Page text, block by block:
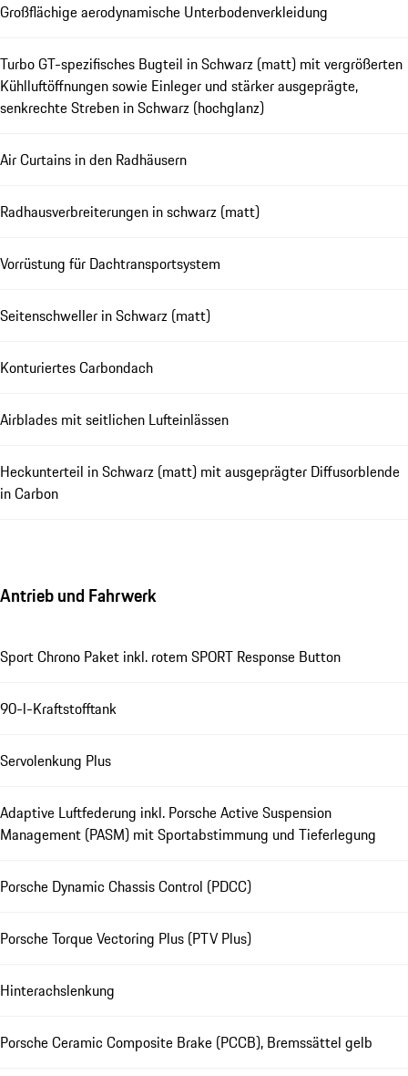
Großflächige aerodynamische Unterbodenverkleidung
Turbo GT-spezifisches Bugteil in Schwarz (matt) mit vergrößerten
Kühlluftöffnungen sowie Einleger und stärker ausgeprägte,
senkrechte Streben in Schwarz (hochglanz)
Air Curtains in den Radhäusern
Radhausverbreiterungen in schwarz (matt)
Vorrüstung für Dachtransportsystem
Seitenschweller in Schwarz (matt)
Konturiertes Carbondach
Airblades mit seitlichen Lufteinlässen
Heckunterteil in Schwarz (matt) mit ausgeprägter Diffusorblende
in Carbon
Antrieb und Fahrwerk
Sport Chrono Paket inkl. rotem SPORT Response Button
90-l-Kraftstofftank
Servolenkung Plus
Adaptive Luftfederung inkl. Porsche Active Suspension
Management (PASM) mit Sportabstimmung und Tieferlegung
Porsche Dynamic Chassis Control (PDCC)
Porsche Torque Vectoring Plus (PTV Plus)
Hinterachslenkung
Porsche Ceramic Composite Brake (PCCB), Bremssättel gelb